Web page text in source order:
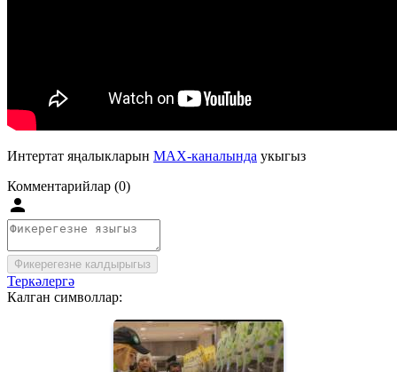
Интертат яңалыкларын MAX-каналында укыгыз
Комментарийлар (0)
Фикерегезне калдырыгыз
Теркәлергә
Калган символлар: